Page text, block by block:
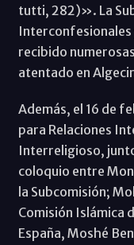
tutti, 282)». La
recibido
atentado en
Además, el 16 de
para Relaciones
Interreligioso,
coloquio entre
la Subcomisión;
Comisión Islámica
España, Moshé